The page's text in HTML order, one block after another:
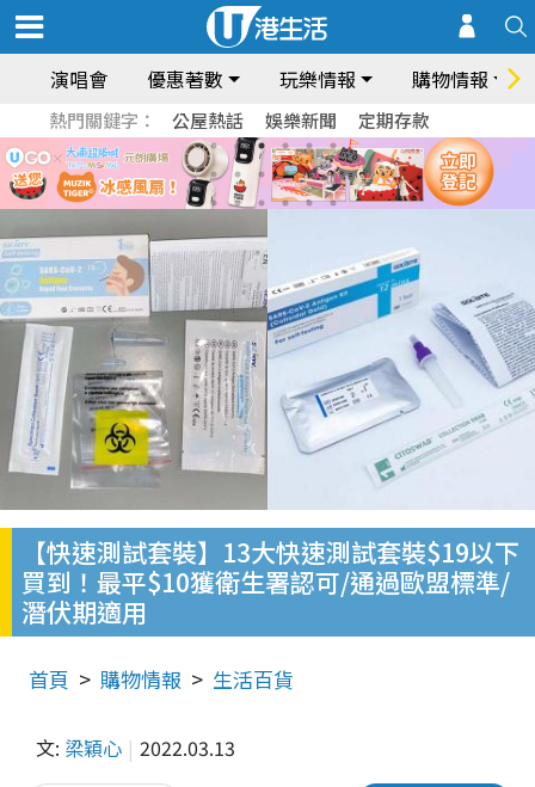
演唱會 優惠著數 玩樂情報 購物情報
熱門關鍵字： 公屋熱話 娛樂新聞 定期存款
【快速測試套裝】13大快速測試套裝$19以下
買到！最平$10獲衛生署認可/通過歐盟標準/
潛伏期適用
首頁 購物情報 生活百貨
文: 梁穎心 2022.03.13